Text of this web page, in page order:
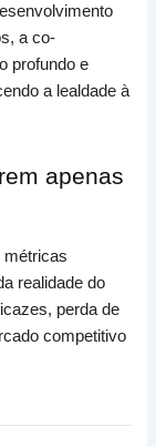
a co-
profundo e
a lealdade à
apenas
métricas
realidade do
perda de
competitivo